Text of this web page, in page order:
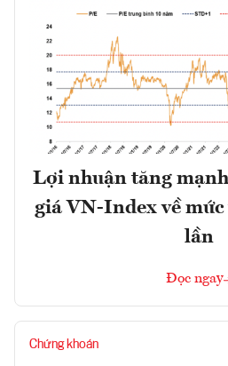
Lợi nhuận tăng
giá VN-Index về
lần
Đọc ngay
Chứng khoán